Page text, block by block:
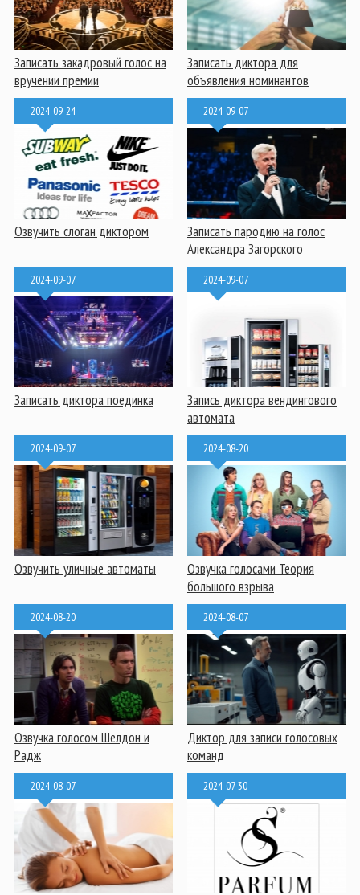
Записать закадровый голос на
вручении премии
Записать диктора для
объявления номинантов
2024-09-24
Озвучить слоган диктором
2024-09-07
Записать пародию на голос
Александра Загорского
2024-09-07
Записать диктора поединка
2024-09-07
Запись диктора вендингового
автомата
2024-09-07
Озвучить уличные автоматы
2024-08-20
Озвучка голосами Теория
большого взрыва
2024-08-20
Озвучка голосом Шелдон и
Радж
2024-08-07
Диктор для записи голосовых
команд
2024-08-07 2024-07-30